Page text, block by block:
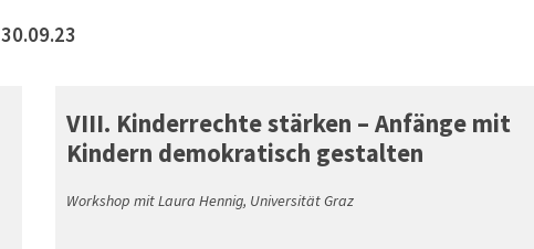
30.09.23
VIII. Kinderrechte stärken – Anfänge mit
Kindern demokratisch gestalten
Workshop mit Laura Hennig, Universität Graz